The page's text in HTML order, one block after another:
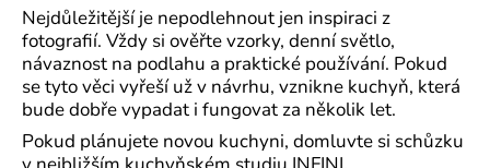
Nejdůležitější je nepodlehnout jen inspiraci z
fotografií. Vždy si ověřte vzorky, denní světlo,
návaznost na podlahu a praktické používání. Pokud
se tyto věci vyřeší už v návrhu, vznikne kuchyň, která
bude dobře vypadat i fungovat za několik let.
Pokud plánujete novou kuchyni, domluvte si schůzku